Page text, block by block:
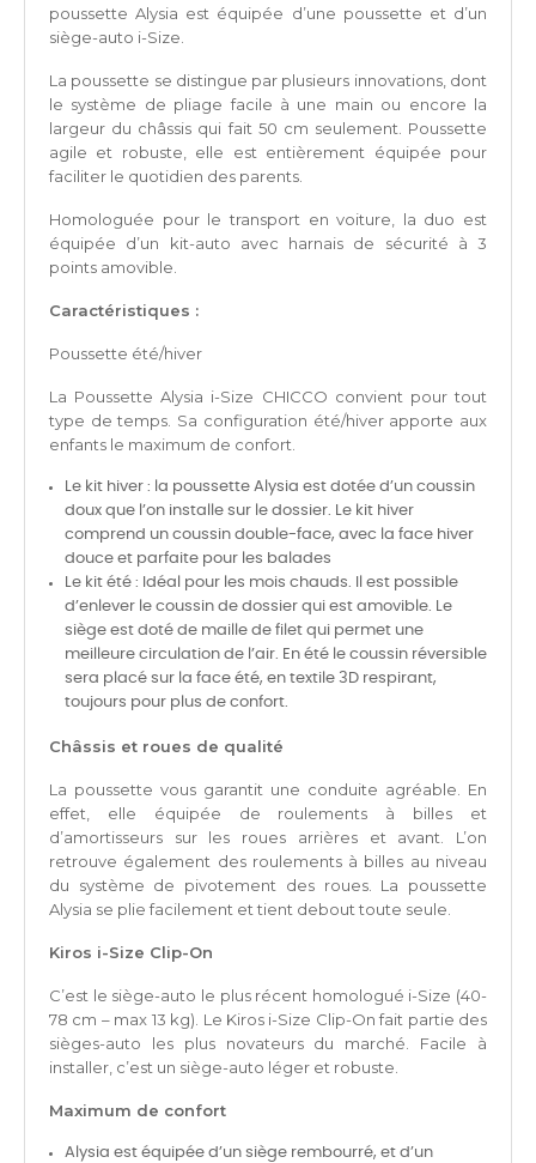
poussette Alysia est équipée d’une poussette et d’un
siège-auto i-Size.
La poussette se distingue par plusieurs innovations, dont
le système de pliage facile à une main ou encore la
largeur du châssis qui fait 50 cm seulement. Poussette
agile et robuste, elle est entièrement équipée pour
faciliter le quotidien des parents.
Homologuée pour le transport en voiture, la duo est
équipée d’un kit-auto avec harnais de sécurité à 3
points amovible.
Caractéristiques :
Poussette été/hiver
La Poussette Alysia i-Size CHICCO convient pour tout
type de temps. Sa configuration été/hiver apporte aux
enfants le maximum de confort.
Le kit hiver : la poussette Alysia est dotée d’un coussin
doux que l’on installe sur le dossier. Le kit hiver
comprend un coussin double-face, avec la face hiver
douce et parfaite pour les balades
Le kit été : Idéal pour les mois chauds. Il est possible
d’enlever le coussin de dossier qui est amovible. Le
siège est doté de maille de filet qui permet une
meilleure circulation de l’air. En été le coussin réversible
sera placé sur la face été, en textile 3D respirant,
toujours pour plus de confort.
Châssis et roues de qualité
La poussette vous garantit une conduite agréable. En
effet, elle équipée de roulements à billes et
d’amortisseurs sur les roues arrières et avant. L’on
retrouve également des roulements à billes au niveau
du système de pivotement des roues. La poussette
Alysia se plie facilement et tient debout toute seule.
Kiros i-Size Clip-On
C’est le siège-auto le plus récent homologué i-Size (40-
78 cm – max 13 kg). Le Kiros i-Size Clip-On fait partie des
sièges-auto les plus novateurs du marché. Facile à
installer, c’est un siège-auto léger et robuste.
Maximum de confort
Alysia est équipée d’un siège rembourré, et d’un